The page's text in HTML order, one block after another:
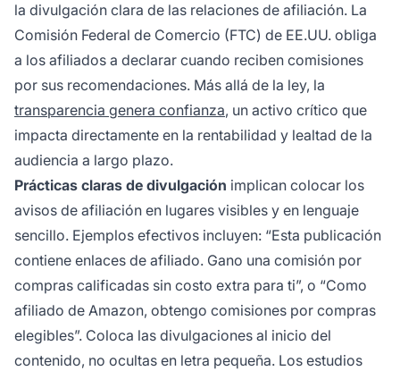
la divulgación clara de las relaciones de afiliación. La
Comisión Federal de Comercio (FTC) de EE.UU. obliga
a los afiliados a declarar cuando reciben comisiones
por sus recomendaciones. Más allá de la ley, la
transparencia genera confianza, un activo crítico que
impacta directamente en la rentabilidad y lealtad de la
audiencia a largo plazo.
Prácticas claras de divulgación implican colocar los
avisos de afiliación en lugares visibles y en lenguaje
sencillo. Ejemplos efectivos incluyen: “Esta publicación
contiene enlaces de afiliado. Gano una comisión por
compras calificadas sin costo extra para ti”, o “Como
afiliado de Amazon, obtengo comisiones por compras
elegibles”. Coloca las divulgaciones al inicio del
contenido, no ocultas en letra pequeña. Los estudios